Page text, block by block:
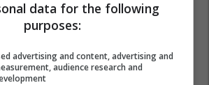
data for the following
purposes:
advertising and content, advertising and
audience research and